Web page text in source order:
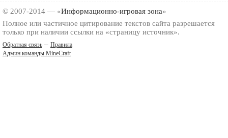
© 2007-2014 — «Информационно-игровая зона»
Полное или частичное цитирование текстов сайта разрешается
только при наличии ссылки на «страницу источник».
Обратная связь – Правила
Админ команды MineCraft